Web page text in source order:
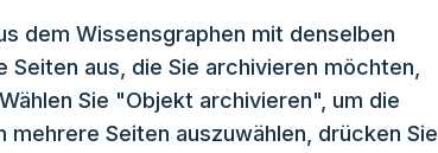
dem Wissensgraphen mit denselben
aus, die Sie archivieren möchten,
Sie "Objekt archivieren", um die
Seiten auszuwählen, drücken Sie